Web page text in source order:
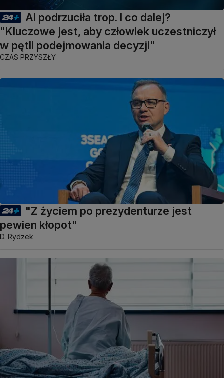
AI podrzuciła trop. I co dalej?
"Kluczowe jest, aby człowiek uczestniczył
w pętli podejmowania decyzji"
CZAS PRZYSZŁY
"Z życiem po prezydenturze jest
pewien kłopot"
D. Rydzek